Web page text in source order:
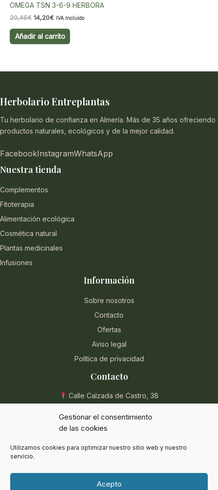
Gestionar el consentimiento
de las cookies
Utilizamos cookies para optimizar nuestro sitio web y nuestro
servicio.
Acepto
OMEGA TSN 3-6-9 HERBORA
20,45€ El
original
era:
14,20€El
actual
es:
IVA Incluido
Añadir al carrito
Herbolario Entreplantas
Tu herbolario de confianza en Almería. Más de 35 años ofreciendo
productos naturales, ecológicos y de la mejor calidad.
FacebookInstagramWhatsApp
Nuestra tienda
Complementos
Fitoterapia
Alimentación ecológica
Cosmética natural
Plantas medicinales
Infusiones
Información
Sobre nosotros
Contacto
Ofertas
Aviso legal
Política de privacidad
Contacto
Calle Calzada de Castro, 38
950 854 715
Sábados: 9:00 - 13:30